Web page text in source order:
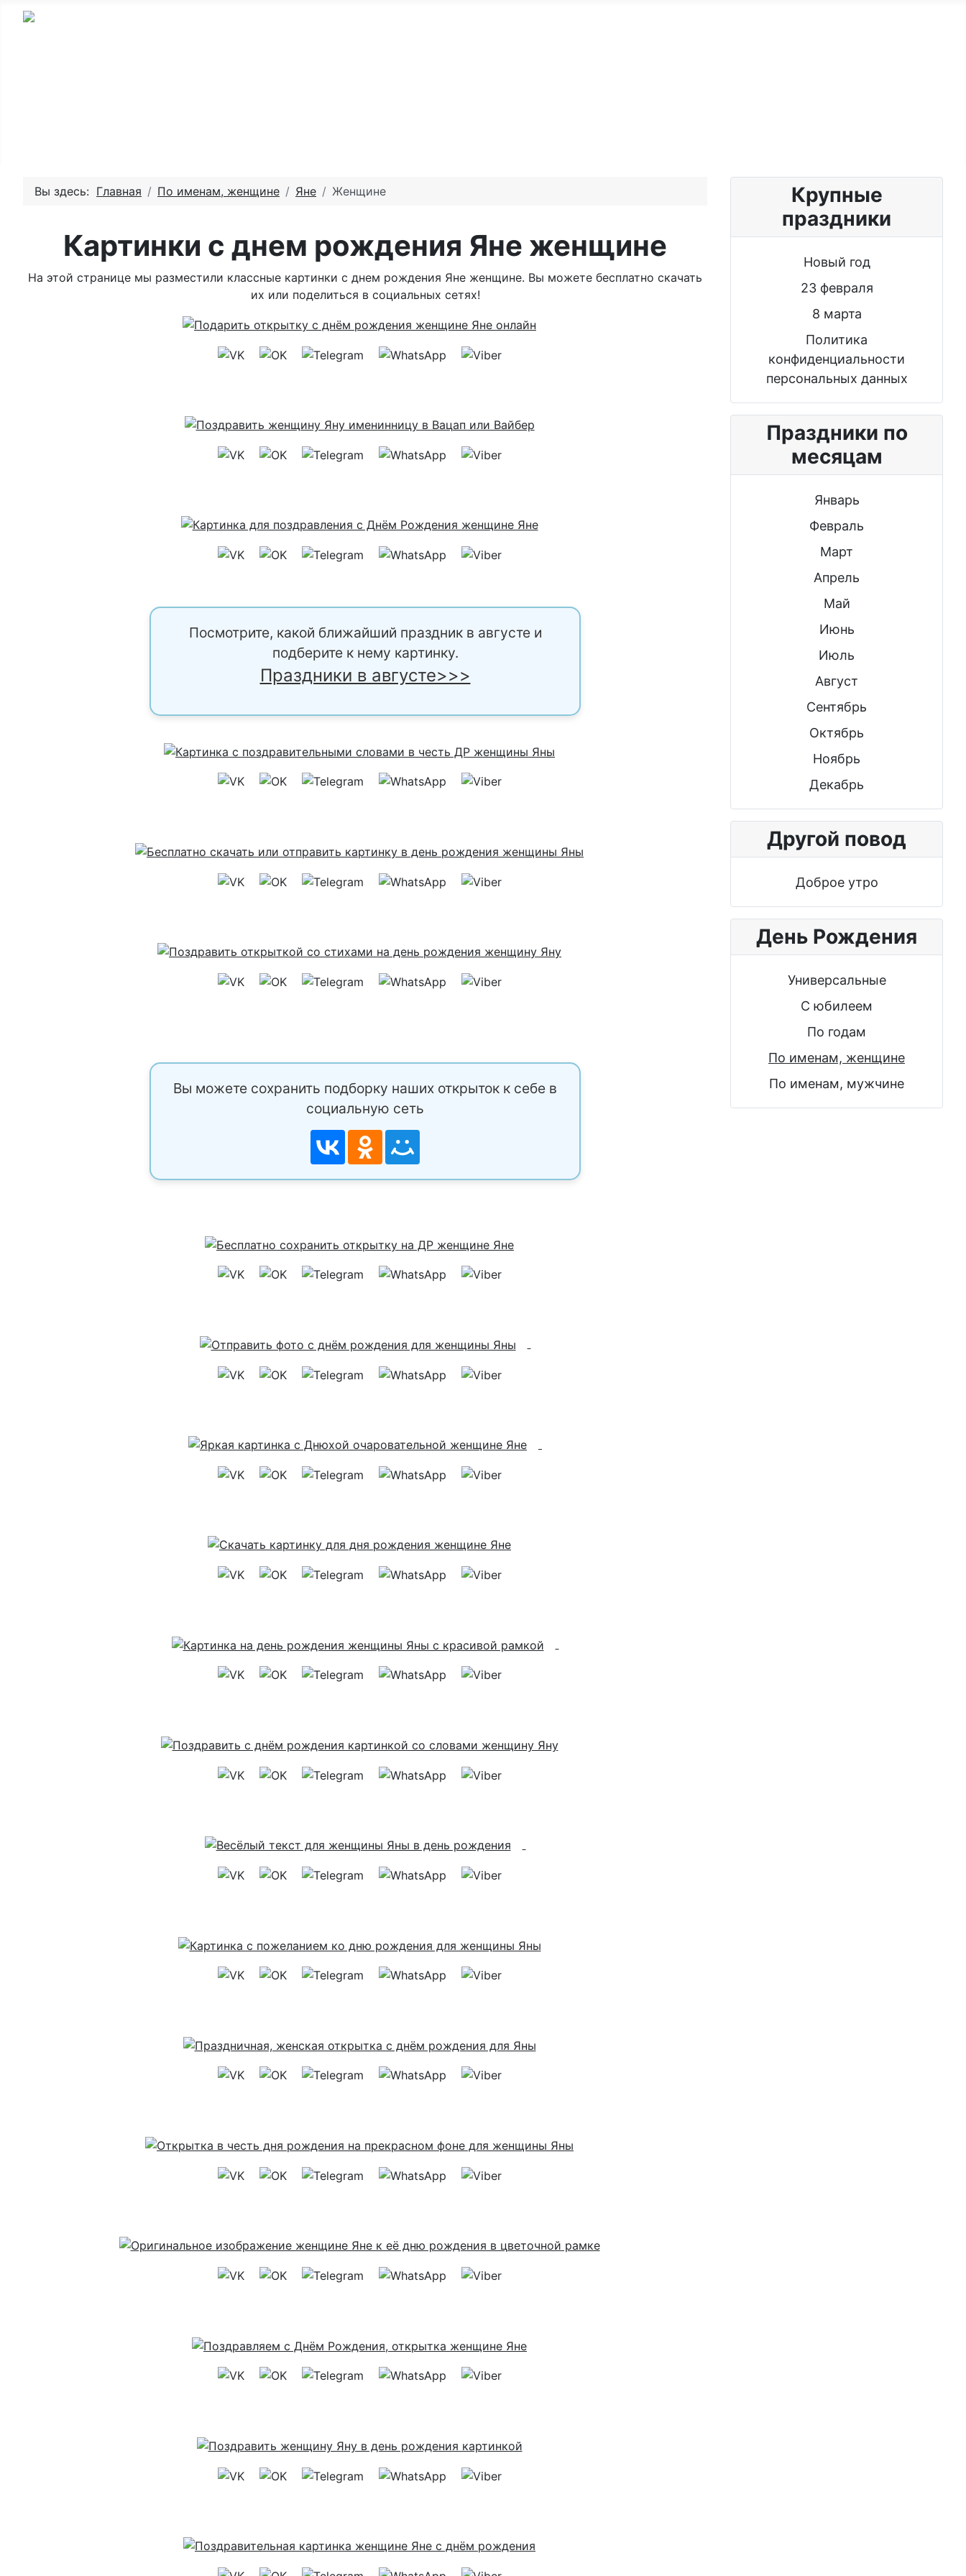
Вы здесь: Главная По именам, женщине Яне Женщине
Картинки с днем рождения Яне женщине
На этой странице мы разместили классные картинки с днем рождения Яне женщине. Вы можете бесплатно скачать
их или поделиться в социальных сетях!
Посмотрите, какой ближайший праздник в августе и
подберите к нему картинку.
Праздники в августе>>>
Вы можете сохранить подборку наших открыток к себе в
социальную сеть
Крупные
праздники
Новый год
23 февраля
8 марта
Политика
конфиденциальности
персональных данных
Праздники по
месяцам
Январь
Февраль
Март
Апрель
Май
Июнь
Июль
Август
Сентябрь
Октябрь
Ноябрь
Декабрь
Другой повод
Доброе утро
День Рождения
Универсальные
С юбилеем
По годам
По именам, женщине
По именам, мужчине